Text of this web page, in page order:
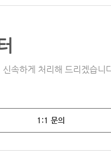
속하게 처리해 드리겠습니
1:1 문의